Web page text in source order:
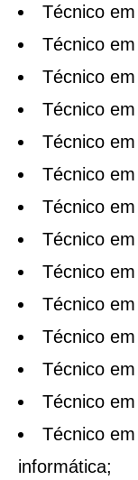
Técnico
Técnico
Técnico
Técnico
Técnico
Técnico
Técnico
Técnico
Técnico
Técnico
Técnico
Técnico
Técnico
Técnico
informática;